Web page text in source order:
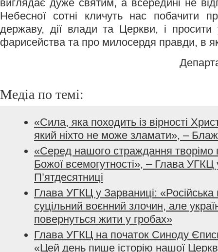
виглядає дуже святим, а всередині не
Небесної сотні кличуть нас побачити
державу, дії влади та Церкви, і просити
фарисейства та про милосердя правди, в
Медіа по темі:
«Сила, яка походить із вірності
який ніхто не може зламати», –
«Серед нашого страждання творімо
Божої всемогутності», – Глава УГКЦ
П’ятдесятниці
Глава УГКЦ у Зарваниці: «Російська
суцільний воєнний злочин, але
повернуться жити у гробах»
Глава УГКЦ на початок Синоду
«Цей день пише історію нашої